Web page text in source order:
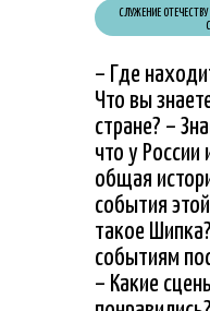
СЛУЖЕНИЕ
– Где
Что вы
стране? –
что у России
общая
события
такое
событиям
– Какие